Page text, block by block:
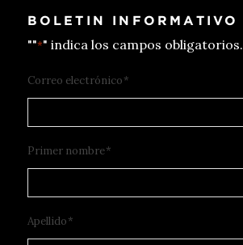
BOLETIN INFORMATIVO
""*" indica los campos obligatorios.
Correo electrónico*
Primer nombre*
Apellido*